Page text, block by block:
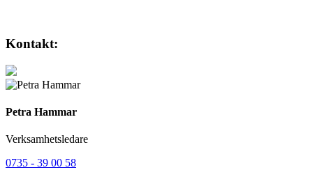
Kontakt:
Petra Hammar
Verksamhetsledare
0735 - 39 00 58